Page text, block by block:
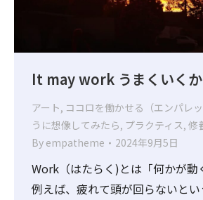
It may work うまくいく
アート, ココロを働かせる（エンパレッ
うに想像してみたら, プラクティス, 修
By empatheme 2024年9月5日
Work（はたらく)とは「何かが動
例えば、疲れて頭が回らないと